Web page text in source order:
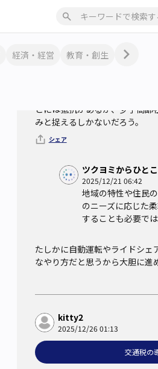
経済・経営 教育・創生
ほぼ全てのバス事業者が赤字だ
共交通機関を利用しなくていい
とには抵抗があるが、少子高
みと捉えるしかないだろう。
シェア
ツクヨミからひと
2025/12/21 06:42
地域の特性や住民
のニーズに応じた
することも必要で
たしかに自動運転やライドシェ
なやり方だと思うから大胆に進
kitty2
2025/12/26 01:13
交通税の